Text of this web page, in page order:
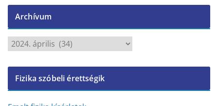
Archívum
r
c
í
v
Fizika szóbeli érettségik